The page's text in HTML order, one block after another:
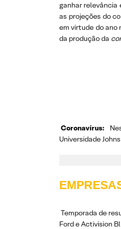
ganhar relevância
as projeções do
em virtude do ano
da produção da
Coronavírus:
Universidade
Temporada de
Ford e Activision